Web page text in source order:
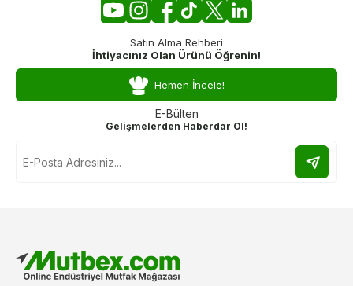
Satın Alma Rehberi
İhtiyacınız Olan Ürünü Öğrenin!
Hemen İncele!
E-Bülten
Gelişmelerden Haberdar Ol!